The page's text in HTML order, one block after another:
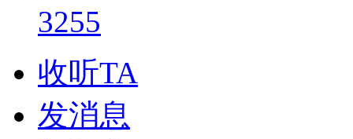
3255
收听TA
发消息